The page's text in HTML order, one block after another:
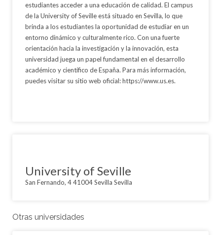
estudiantes acceder a una educación de calidad. El campus
de la University of Seville está situado en Sevilla, lo que
brinda a los estudiantes la oportunidad de estudiar en un
entorno dinámico y culturalmente rico. Con una fuerte
orientación hacia la investigación y la innovación, esta
universidad juega un papel fundamental en el desarrollo
académico y científico de España. Para más información,
puedes visitar su sitio web oficial: https://www.us.es.
University of Seville
San Fernando, 4 41004 Sevilla Sevilla
Otras universidades